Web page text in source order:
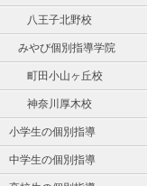
八王子北野校
みやび個別指導学院
町田小山ヶ丘校
神奈川厚木校
小学生の個別指導
中学生の個別指導